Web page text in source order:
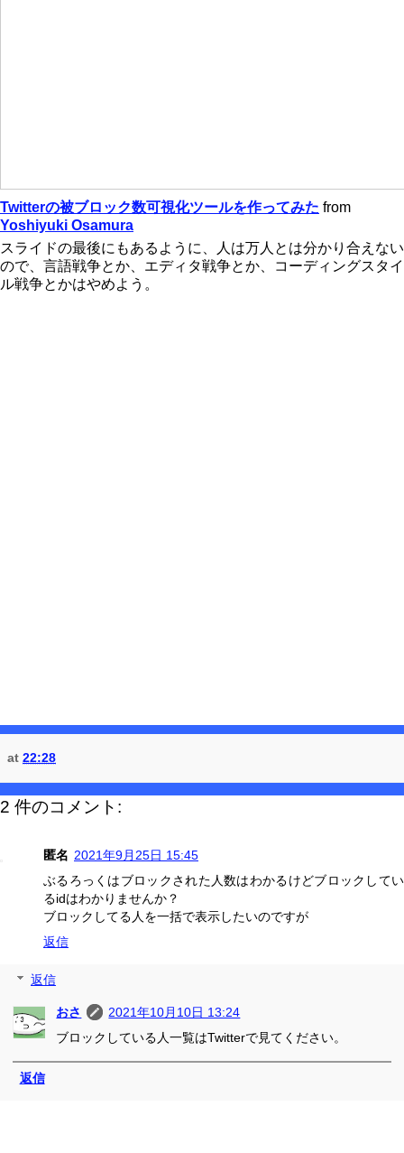
Twitterの被ブロック数可視化ツールを作ってみた from
Yoshiyuki Osamura
スライドの最後にもあるように、人は万人とは分かり合えない
ので、言語戦争とか、エディタ戦争とか、コーディングスタイ
ル戦争とかはやめよう。
at 22:28
2 件のコメント:
匿名 2021年9月25日 15:45
ぶるろっくはブロックされた人数はわかるけどブロックしてい
るidはわかりませんか？
ブロックしてる人を一括で表示したいのですが
返信
返信
おさ
2021年10月10日 13:24
ブロックしている人一覧はTwitterで見てください。
返信